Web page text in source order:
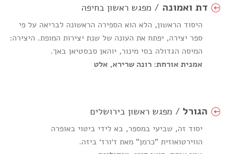
דת ואמונה / מפגש ראשון בחיפה
היסוד הראשון, הלא הוא הספירה הראשונה לבריאה על פי
ספר יצירה, יפתח את העונה של שנת יצירות המופת. היצירה:
המיסה הגדולה בסי מינור, יוהאן סבסטיאן באך.
אמנית אורחת: רונה שרירא, אלט
הגורל / מפגש ראשון בירושלים
יסוד זה, שביעי במספר, בא לידי ביטוי באופרה
הווירטואוזית "כרמן" מאת ז׳ורז׳ ביזה.